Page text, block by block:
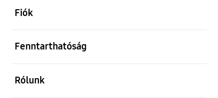
Fiók
Fenntarthatóság
Rólunk